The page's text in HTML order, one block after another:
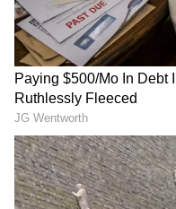
ಅಯ್ಯೋ, ಬಿಗ್ ಬಾಸ್ ಸ್ಪರ್ಧಿ
ಕಾವ್ಯಾ ಶೈವಗೆ ವೇದಿಕೆಯಲ್ಲೇ
ಭಾರೀ ಅವಮಾನ; ಅದ್ಯಾಕೆ
ಹಾಗೆಲ್ಲಾ ಮಾಡಿದ್ದು?